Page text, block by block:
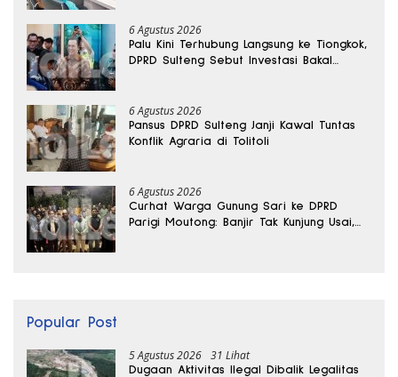
6 Agustus 2026
Palu Kini Terhubung Langsung ke Tiongkok,
DPRD Sulteng Sebut Investasi Bakal
6 Agustus 2026
Pansus DPRD Sulteng Janji Kawal Tuntas
Konflik Agraria di Tolitoli
6 Agustus 2026
Curhat Warga Gunung Sari ke DPRD
Parigi Moutong: Banjir Tak Kunjung Usai,
Popular Post
5 Agustus 2026 31 Lihat
Dugaan Aktivitas Ilegal Dibalik Legalitas